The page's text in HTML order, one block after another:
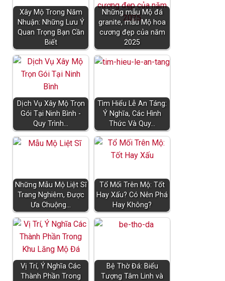
Xây Mộ Trong Năm
Nhuận: Những Lưu Ý
Quan Trọng Bạn Cần
Biết
Những mẫu Mộ đá
granite, mẫu Mộ hoa
cương đẹp của năm
2025
Dịch Vụ Xây Mộ Trọn
Gói Tại Ninh Bình -
Quy Trình…
Tìm Hiểu Lễ An Táng:
Ý Nghĩa, Các Hình
Thức Và Quy…
Những Mẫu Mộ Liệt Sĩ
Trang Nghiêm, Được
Ưa Chuộng…
Tổ Mối Trên Mộ: Tốt
Hay Xấu? Có Nên Phá
Hay Không?
Vị Trí, Ý Nghĩa Các
Thành Phần Trong
Bệ Thờ Đá: Biểu
Tượng Tâm Linh và